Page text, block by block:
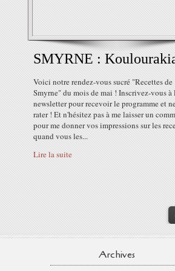
SMYRNE :
Voici notre rendez-vous sucré "Recettes de
Smyrne" du mois de mai ! Inscrivez-vous à
newsletter pour recevoir le programme et
rater ! Et n'hésitez pas à me laisser un
pour me donner vos impressions sur les
quand vous les...
Lire la suite
Archives